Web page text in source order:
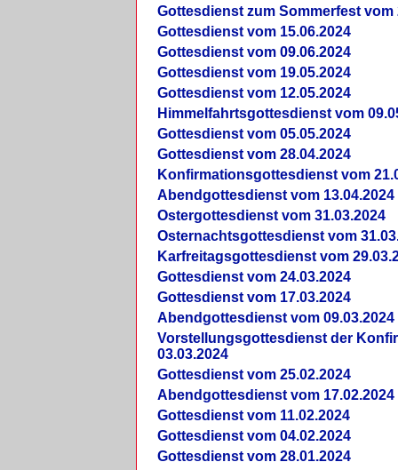
Gottesdienst zum Sommerfest vom
Gottesdienst vom 15.06.2024
Gottesdienst vom 09.06.2024
Gottesdienst vom 19.05.2024
Gottesdienst vom 12.05.2024
Himmelfahrtsgottesdienst vom
Gottesdienst vom 05.05.2024
Gottesdienst vom 28.04.2024
Konfirmationsgottesdienst vom
Abendgottesdienst vom 13.04.2024
Ostergottesdienst vom 31.03.2024
Osternachtsgottesdienst vom
Karfreitagsgottesdienst vom
Gottesdienst vom 24.03.2024
Gottesdienst vom 17.03.2024
Abendgottesdienst vom 09.03.2024
Vorstellungsgottesdienst der
03.03.2024
Gottesdienst vom 25.02.2024
Abendgottesdienst vom 17.02.2024
Gottesdienst vom 11.02.2024
Gottesdienst vom 04.02.2024
Gottesdienst vom 28.01.2024